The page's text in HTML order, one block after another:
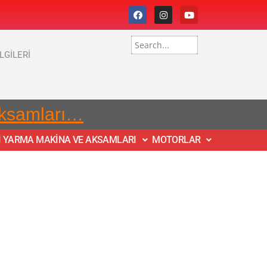
YARMA MAKİNA VE AKSAMLARI MOTORLAR